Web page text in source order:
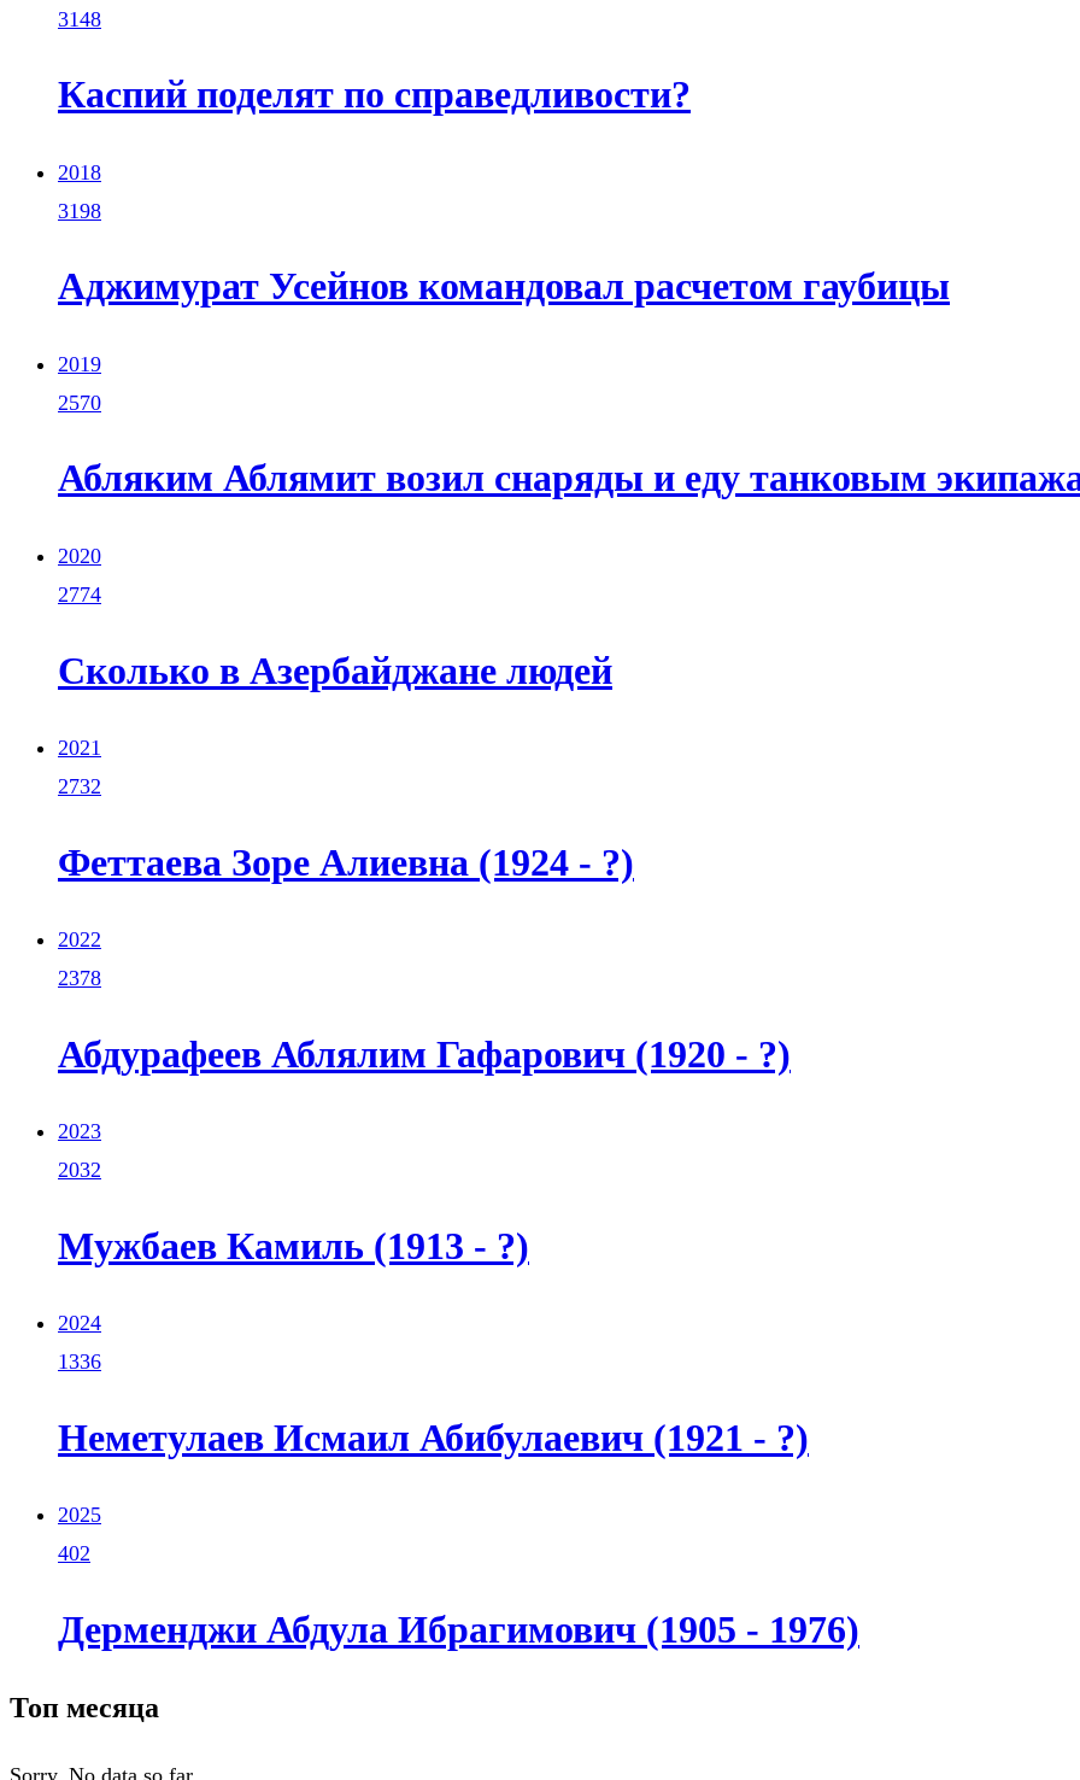
3148
Каспий поделят по справедливости?
2018
3198
Аджимурат Усейнов командовал расчетом гаубицы
2019
2570
Абляким Аблямит возил снаряды и еду танковым
2020
2774
Сколько в Азербайджане людей
2021
2732
Феттаева Зоре Алиевна (1924 - ?)
2022
2378
Абдурафеев Аблялим Гафарович (1920 - ?)
2023
2032
Мужбаев Камиль (1913 - ?)
2024
1336
Неметулаев Исмаил Абибулаевич (1921 - ?)
2025
402
Дерменджи Абдула Ибрагимович (1905 - 1976)
Топ месяца
Sorry. No data so far.